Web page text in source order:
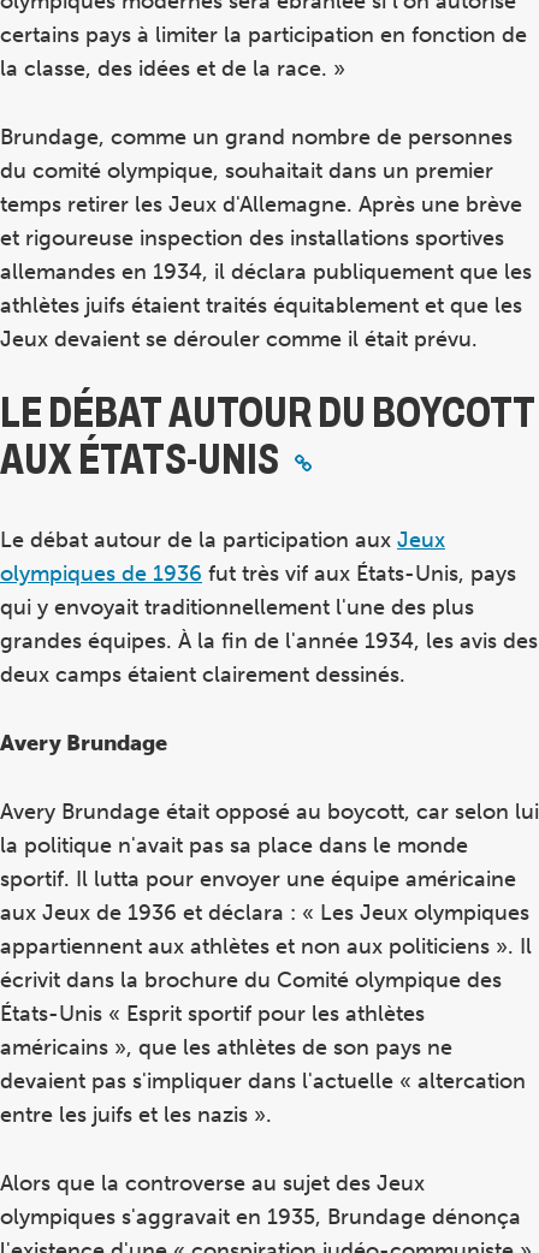
certains pays à limiter la participation en fonction de
la classe, des idées et de la race. »
Brundage, comme un grand nombre de personnes
du comité olympique, souhaitait dans un premier
temps retirer les Jeux d'Allemagne. Après une brève
et rigoureuse inspection des installations sportives
allemandes en 1934, il déclara publiquement que les
athlètes juifs étaient traités équitablement et que les
Jeux devaient se dérouler comme il était prévu.
LE DÉBAT AUTOUR DU BOYCOTT
AUX ÉTATS-UNIS
Le débat autour de la participation aux Jeux
olympiques de 1936 fut très vif aux États-Unis, pays
qui y envoyait traditionnellement l'une des plus
grandes équipes. À la fin de l'année 1934, les avis des
deux camps étaient clairement dessinés.
Avery Brundage
Avery Brundage était opposé au boycott, car selon lui
la politique n'avait pas sa place dans le monde
sportif. Il lutta pour envoyer une équipe américaine
aux Jeux de 1936 et déclara : « Les Jeux olympiques
appartiennent aux athlètes et non aux politiciens ». Il
écrivit dans la brochure du Comité olympique des
États-Unis « Esprit sportif pour les athlètes
américains », que les athlètes de son pays ne
devaient pas s'impliquer dans l'actuelle « altercation
entre les juifs et les nazis ».
Alors que la controverse au sujet des Jeux
olympiques s'aggravait en 1935, Brundage dénonça